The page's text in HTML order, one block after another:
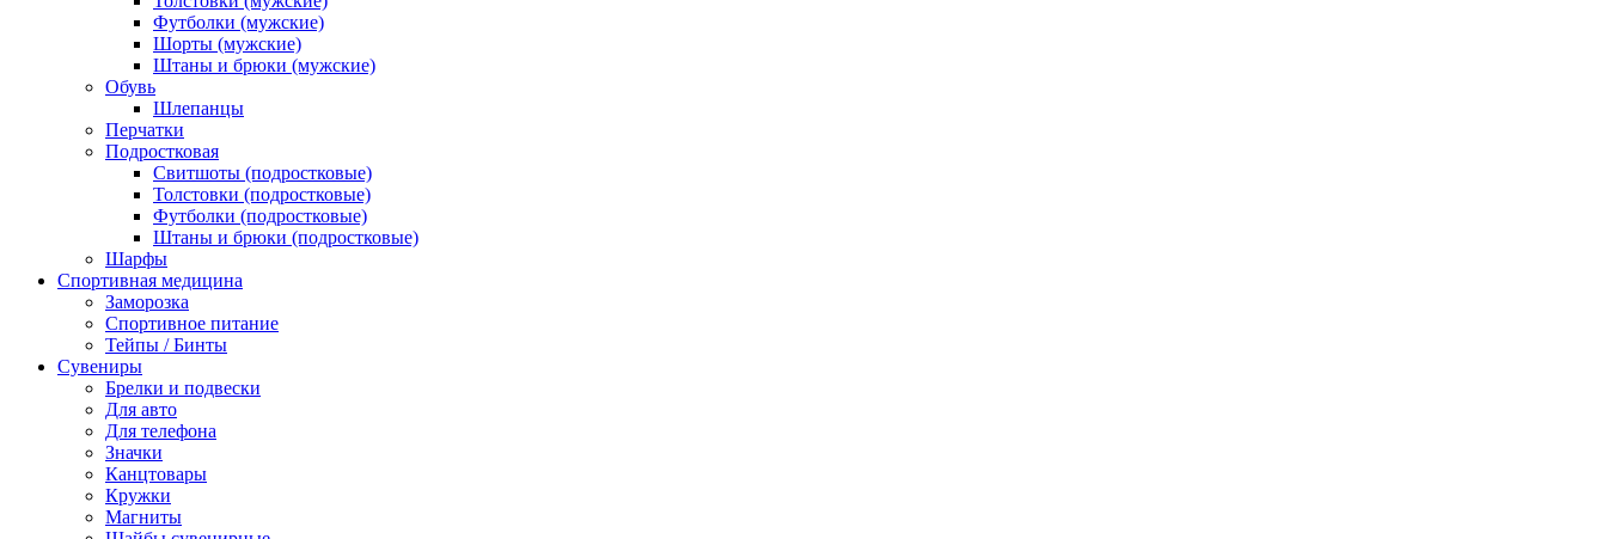
Футболки (мужские)
Шорты (мужские)
Штаны и брюки (мужские)
Обувь
Шлепанцы
Перчатки
Подростковая
Свитшоты (подростковые)
Толстовки (подростковые)
Футболки (подростковые)
Штаны и брюки (подростковые)
Шарфы
Спортивная медицина
Заморозка
Спортивное питание
Тейпы / Бинты
Сувениры
Брелки и подвески
Для авто
Для телефона
Значки
Канцтовары
Кружки
Магниты